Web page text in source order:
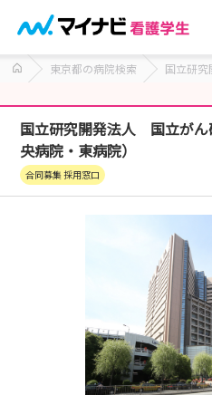
東京都の病院検索 国立研
国立研究開発法人 国立がん
央病院・東病院）
合同募集 採用窓口